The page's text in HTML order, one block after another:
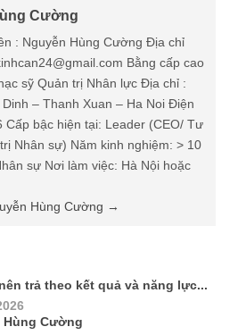
Cường
: Nguyễn Hùng Cường Địa chỉ
Bằng cấp cao
sỹ Quản trị Nhân lực Địa chỉ :
Dinh – Thanh Xuan – Ha Noi Điện
Cấp bậc hiện tại: Leader (CEO/ Tư
Nhân sự) Năm kinh nghiệm: > 10
sự Nơi làm việc: Hà Nội hoặc
Hùng Cường →
trả theo kết quả và năng lực...
Hùng Cường